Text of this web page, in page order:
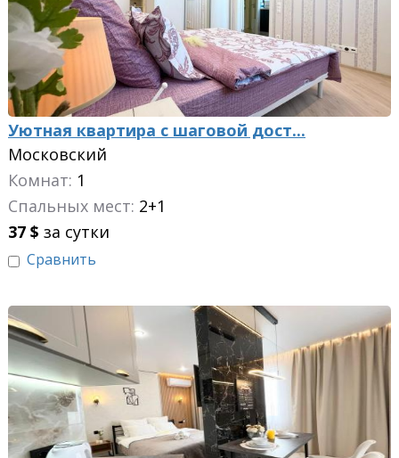
Уютная квартира с шаговой дост...
Московский
Комнат: 1
Спальных мест: 2+1
37 $ за сутки
Сравнить